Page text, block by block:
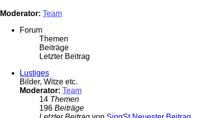
Moderator: Team
Forum
Themen
Beiträge
Letzter Beitrag
Lustiges
Bilder, Witze etc.
Moderator: Team
14 Themen
196 Beiträge